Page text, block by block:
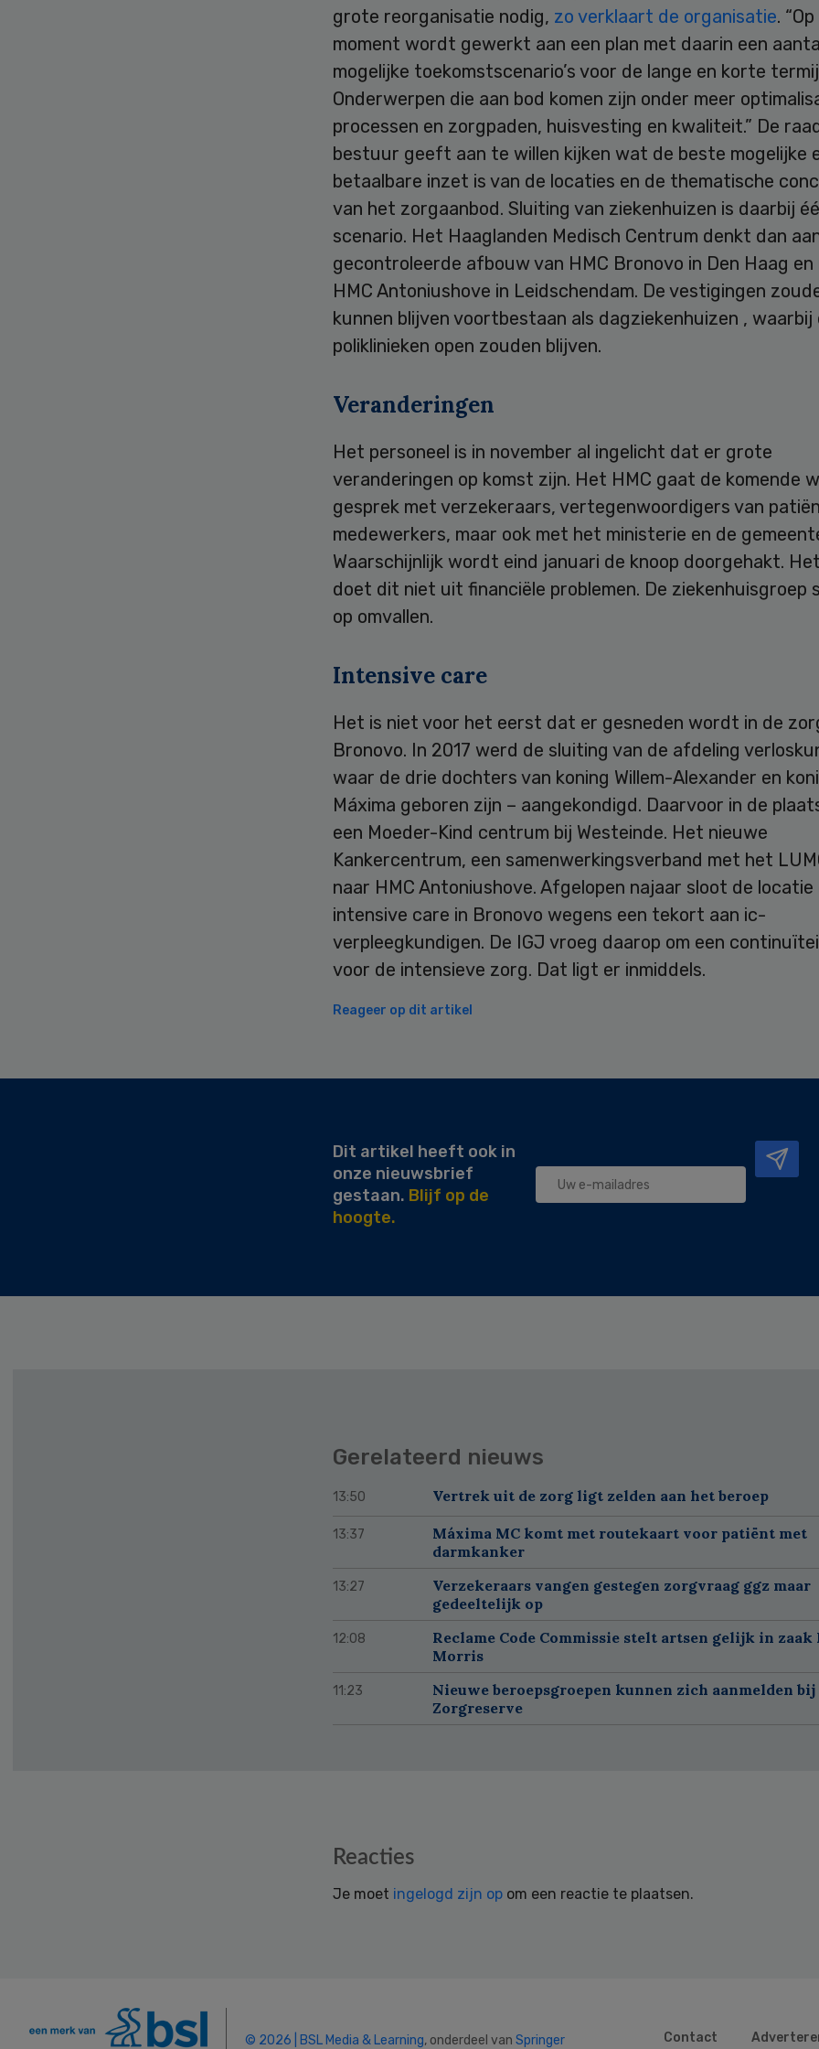
grote reorganisatie nodig, zo verklaart de organisatie.
moment wordt gewerkt aan een plan met daarin een
mogelijke toekomstscenario’s voor de lange en korte
Onderwerpen die aan bod komen zijn onder meer
processen en zorgpaden, huisvesting en kwaliteit.” De
bestuur geeft aan te willen kijken wat de beste mogelijke
betaalbare inzet is van de locaties en de thematische
van het zorgaanbod. Sluiting van ziekenhuizen is daarbij
scenario. Het Haaglanden Medisch Centrum denkt dan
gecontroleerde afbouw van HMC Bronovo in Den Haag en
HMC Antoniushove in Leidschendam. De vestigingen
kunnen blijven voortbestaan als dagziekenhuizen , waarbij
poliklinieken open zouden blijven.
Veranderingen
Het personeel is in november al ingelicht dat er grote
veranderingen op komst zijn. Het HMC gaat de komende
gesprek met verzekeraars, vertegenwoordigers van
medewerkers, maar ook met het ministerie en de
Waarschijnlijk wordt eind januari de knoop doorgehakt.
doet dit niet uit financiële problemen. De ziekenhuisgroep
op omvallen.
Intensive care
Het is niet voor het eerst dat er gesneden wordt in de
Bronovo. In 2017 werd de sluiting van de afdeling
waar de drie dochters van koning Willem-Alexander en
Máxima geboren zijn – aangekondigd. Daarvoor in de
een Moeder-Kind centrum bij Westeinde. Het nieuwe
Kankercentrum, een samenwerkingsverband met het
naar HMC Antoniushove. Afgelopen najaar sloot de locatie
intensive care in Bronovo wegens een tekort aan ic-
verpleegkundigen. De IGJ vroeg daarop om een
voor de intensieve zorg. Dat ligt er inmiddels.
Reageer op dit artikel
Secondary
Dit artikel heeft ook in
onze nieuwsbrief
gestaan. Blijf op de
hoogte.
Gerelateerd nieuws
13:50 Vertrek uit de zorg ligt zelden aan het beroep
13:37
Máxima MC komt met routekaart voor patiënt met
darmkanker
13:27
Verzekeraars vangen gestegen zorgvraag ggz maar
gedeeltelijk op
12:08
Reclame Code Commissie stelt artsen gelijk in
Morris
11:23
Nieuwe beroepsgroepen kunnen zich aanmelden
Zorgreserve
Reacties
Je moet ingelogd zijn op om een reactie te plaatsen.
© 2026 | BSL Media & Learning, onderdeel van Springer
Contact